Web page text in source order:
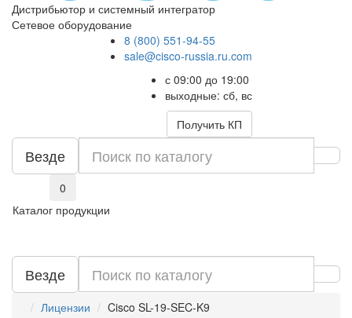
Дистрибьютор и системный интегратор
Сетевое оборудование
8 (800) 551-94-55
sale@cisco-russia.ru.com
с 09:00 до 19:00
выходные: сб, вс
Получить КП
Везде
0
Каталог продукции
Везде
Лицензии Cisco SL-19-SEC-K9